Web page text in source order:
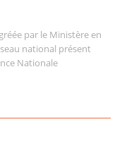
par le Ministère en
national présent
Nationale